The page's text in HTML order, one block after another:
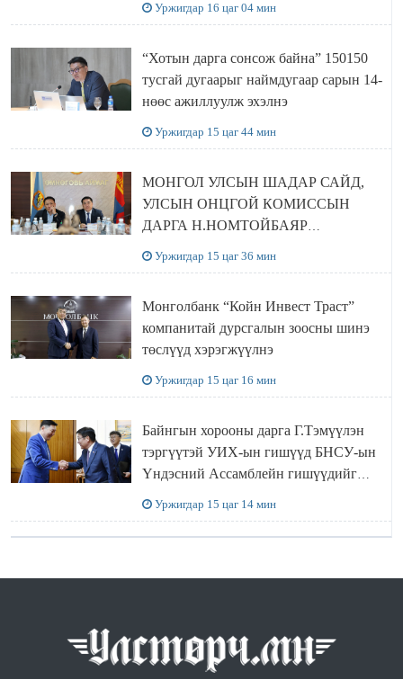
Уржигдар 16 цаг 04 мин
“Хотын дарга сонсож байна” 150150
тусгай дугаарыг наймдугаар сарын 14-
нөөс ажиллуулж эхэлнэ
Уржигдар 15 цаг 44 мин
МОНГОЛ УЛСЫН ШАДАР САЙД,
УЛСЫН ОНЦГОЙ КОМИССЫН
ДАРГА Н.НОМТОЙБАЯР
Уржигдар 15 цаг 36 мин
Монголбанк “Койн Инвест Траст”
компанитай дурсгалын зоосны шинэ
төслүүд хэрэгжүүлнэ
Уржигдар 15 цаг 16 мин
Байнгын хорооны дарга Г.Тэмүүлэн
тэргүүтэй УИХ-ын гишүүд БНСУ-ын
Үндэсний Ассамблейн гишүүдийг
Уржигдар 15 цаг 14 мин